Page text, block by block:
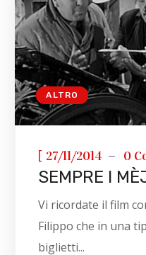
ALTRO
[ 27/11/2014 0
SEMPRE I
Vi ricordate il film
Filippo che in una
biglietti...